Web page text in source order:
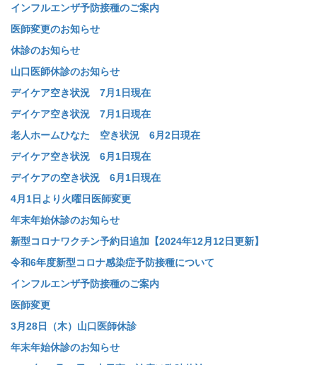
インフルエンザ予防接種のご案内
医師変更のお知らせ
休診のお知らせ
山口医師休診のお知らせ
デイケア空き状況 7月1日現在
デイケア空き状況 7月1日現在
老人ホームひなた 空き状況 6月2日現在
デイケア空き状況 6月1日現在
デイケアの空き状況 6月1日現在
4月1日より火曜日医師変更
年末年始休診のお知らせ
新型コロナワクチン予約日追加【2024年12月12日更新】
令和6年度新型コロナ感染症予防接種について
インフルエンザ予防接種のご案内
医師変更
3月28日（木）山口医師休診
年末年始休診のお知らせ